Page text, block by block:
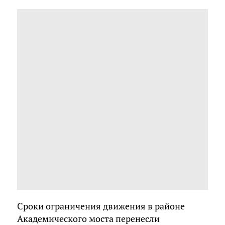
Сроки ограничения движения в районе
Академического моста перенесли